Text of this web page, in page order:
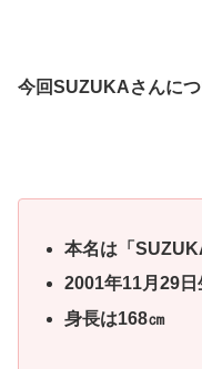
今回SUZUKAさんに
本名は「
2001年11月29
身長は168㎝